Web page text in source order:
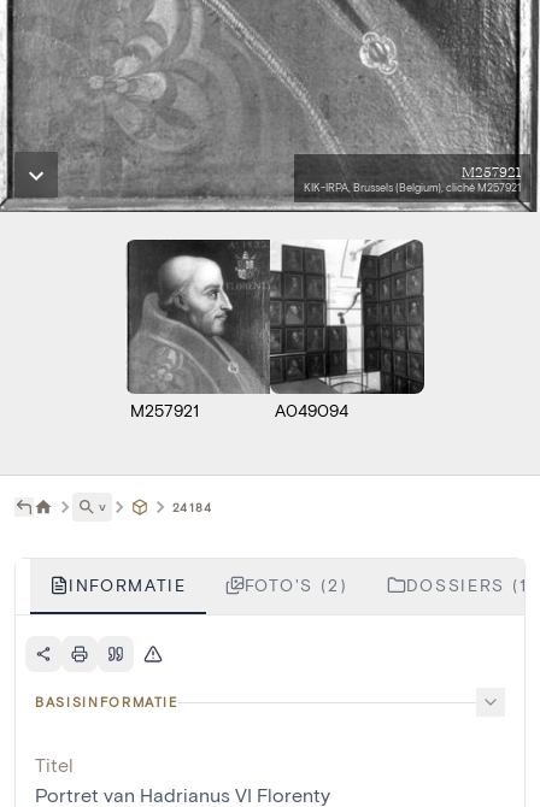
M257921
KIK-IRPA, Brussels (Belgium), cliché M257921
M257921 A049094
˅ 24184
INFORMATIE FOTO'S (2) DOSSIERS (1)
BASISINFORMATIE
Titel
Portret van Hadrianus VI Florenty